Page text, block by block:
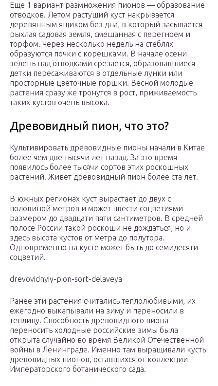
Еще 1 вариант размножения пионов — образование
отводков. Летом растущий куст накрывается
деревянным ящиком без дна, в который засыпается
рыхлая садовая земля, смешанная с перегноем и
торфом. Через несколько недель на стеблях
образуются почки с корешками. В начале осени
зелень над отводками срезается, образовавшиеся
детки пересаживаются в отдельные лунки или
просторные цветочные горшки. Весной молодые
растения сразу же тронутся в рост, приживаемость
таких кустов очень высока.
Древовидный пион, что это?
Культивировать древовидные пионы начали в Китае
более чем две тысячи лет назад. За это время
появилось более тысячи сортов этих роскошных
растений. Живет древовидный пион более ста лет.
В южных регионах куст вырастает до двух с
половиной метров и может цвести соцветиями
размером до двадцати пяти сантиметров. В средней
полосе России такой роскоши не дождаться, но и
здесь высота кустов от метра до полутора.
Одновременно на кусте может быть до семидесяти
соцветий.
drevovidnyiy-pion-sort-delaveya
Ранее эти растения считались теплолюбивыми, их
ежегодно выкапывали на зиму и переносили в
теплицу. Способность древовидного пиона
переносить холодные российские зимы была
открыта случайно во время Великой Отечественной
войны в Ленинграде. Именно там выращивали кусты
древовидных пионов, оставшихся от коллекции
Императорского ботанического сада.